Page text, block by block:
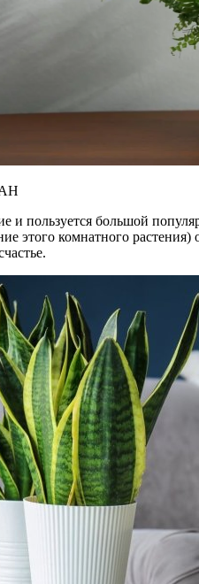
и пользуется большой
этого комнатного